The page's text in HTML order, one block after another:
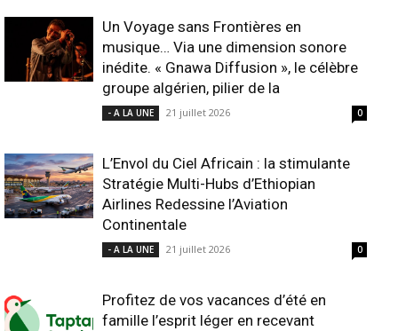
Un Voyage sans Frontières en
musique… Via une dimension sonore
inédite. « Gnawa Diffusion », le célèbre
groupe algérien, pilier de la
- A LA UNE 21 juillet 2026 0
L’Envol du Ciel Africain : la stimulante
Stratégie Multi-Hubs d’Ethiopian
Airlines Redessine l’Aviation
Continentale
- A LA UNE 21 juillet 2026 0
Profitez de vos vacances d’été en
famille l’esprit léger en recevant